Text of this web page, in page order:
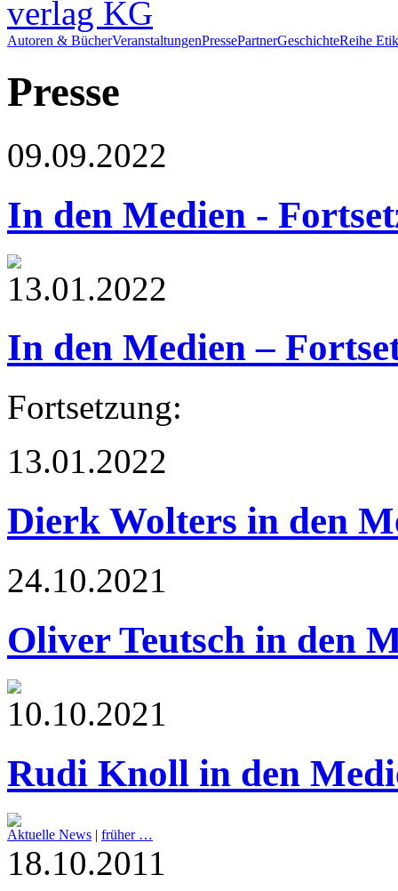
Autoren & BücherVeranstaltungenPressePartnerGeschichteReihe
Presse
09.09.2022
In den Medien -
13.01.2022
In den Medien –
Fortsetzung:
13.01.2022
Dierk Wolters in den
24.10.2021
Oliver Teutsch in den
10.10.2021
Rudi Knoll in den
Aktuelle News | früher …
18.10.2011